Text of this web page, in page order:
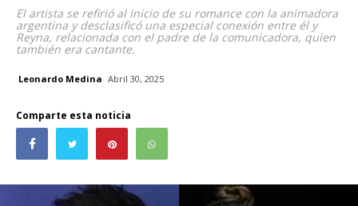
El artista se refirió al inicio de su romance con la animadora
argentina y desclasificó una especial conexión entre él y
Reyna, relacionada con el padre de la comunicadora, quien
también era cantante.
Leonardo Medina Abril 30, 2025
Comparte esta noticia